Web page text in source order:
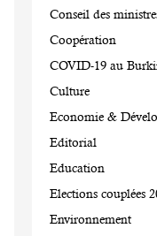
Conseil des
Coopération
COVID-19 au
Culture
Economie &
Editorial
Education
Elections couplées
Environnement